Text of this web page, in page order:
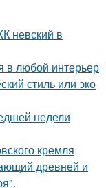
невский в
в любой интерьер
стиль или эко
недели
кремля
древней и